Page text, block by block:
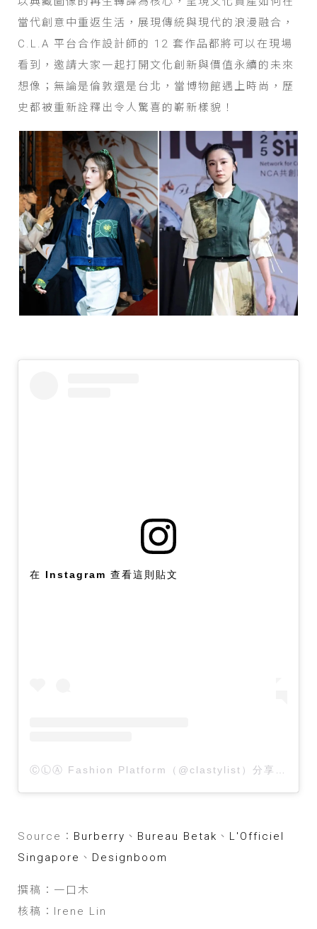
當代創意中重返生活，展現傳統與現代的浪漫融合，
C.L.A 平台合作設計師的 12 套作品都將可以在現場
看到，邀請大家一起打開文化創新與價值永續的未來
想像；無論是倫敦還是台北，當博物館遇上時尚，歷
史都被重新詮釋出令人驚喜的嶄新樣貌！
在 Instagram 查看這則貼文
Source： Burberry 、 Bureau Betak 、 L'Officiel
Singapore 、 Designboom
撰稿：一口木
核稿：Irene Lin